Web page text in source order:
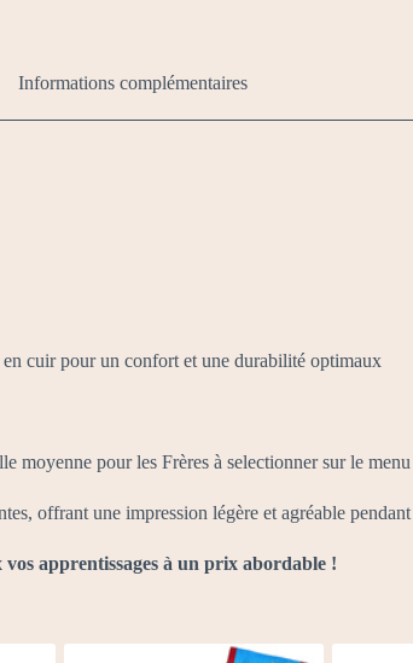
Informations complémentaires
cuir pour un confort et une durabilité optimaux
moyenne pour les Frères à selectionner sur le
offrant une impression légère et agréable
apprentissages à un prix abordable !